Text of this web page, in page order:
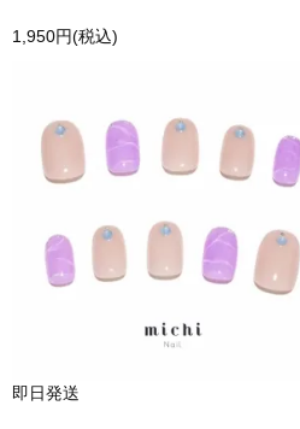
1,950円(税込)
即日発送